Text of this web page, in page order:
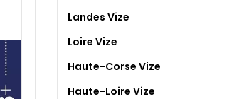
Landes Vize
Loire Vize
Haute-Corse Vize
Haute-Loire Vize